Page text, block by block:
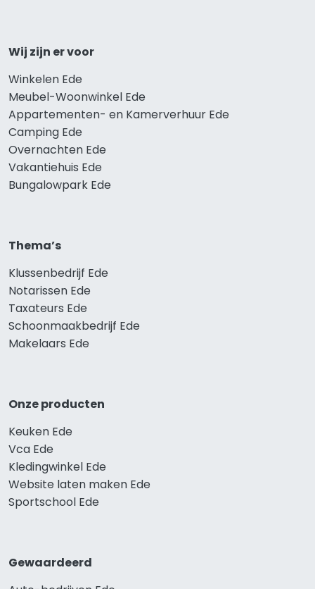
Wij zijn er voor
Winkelen Ede
Meubel-Woonwinkel Ede
Appartementen- en Kamerverhuur Ede
Camping Ede
Overnachten Ede
Vakantiehuis Ede
Bungalowpark Ede
Thema’s
Klussenbedrijf Ede
Notarissen Ede
Taxateurs Ede
Schoonmaakbedrijf Ede
Makelaars Ede
Onze producten
Keuken Ede
Vca Ede
Kledingwinkel Ede
Website laten maken Ede
Sportschool Ede
Gewaardeerd